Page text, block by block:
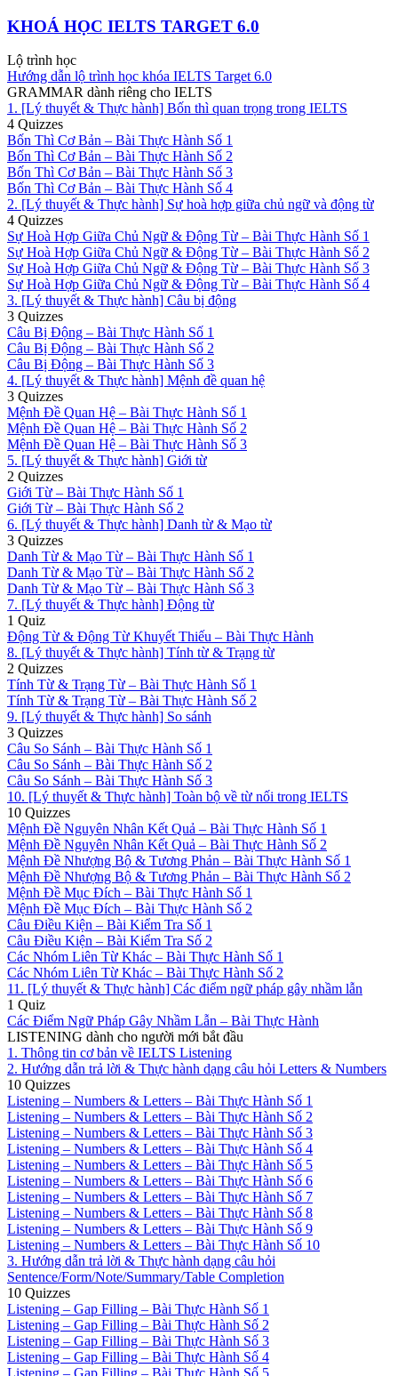
KHOÁ HỌC IELTS TARGET 6.0
Lộ trình học
Hướng dẫn lộ trình học khóa IELTS Target 6.0
GRAMMAR dành riêng cho IELTS
1. [Lý thuyết & Thực hành] Bốn thì quan trọng trong IELTS
4 Quizzes
Bốn Thì Cơ Bản – Bài Thực Hành Số 1
Bốn Thì Cơ Bản – Bài Thực Hành Số 2
Bốn Thì Cơ Bản – Bài Thực Hành Số 3
Bốn Thì Cơ Bản – Bài Thực Hành Số 4
2. [Lý thuyết & Thực hành] Sự hoà hợp giữa chủ ngữ và động từ
4 Quizzes
Sự Hoà Hợp Giữa Chủ Ngữ & Động Từ – Bài Thực Hành Số 1
Sự Hoà Hợp Giữa Chủ Ngữ & Động Từ – Bài Thực Hành Số 2
Sự Hoà Hợp Giữa Chủ Ngữ & Động Từ – Bài Thực Hành Số 3
Sự Hoà Hợp Giữa Chủ Ngữ & Động Từ – Bài Thực Hành Số 4
3. [Lý thuyết & Thực hành] Câu bị động
3 Quizzes
Câu Bị Động – Bài Thực Hành Số 1
Câu Bị Động – Bài Thực Hành Số 2
Câu Bị Động – Bài Thực Hành Số 3
4. [Lý thuyết & Thực hành] Mệnh đề quan hệ
3 Quizzes
Mệnh Đề Quan Hệ – Bài Thực Hành Số 1
Mệnh Đề Quan Hệ – Bài Thực Hành Số 2
Mệnh Đề Quan Hệ – Bài Thực Hành Số 3
5. [Lý thuyết & Thực hành] Giới từ
2 Quizzes
Giới Từ – Bài Thực Hành Số 1
Giới Từ – Bài Thực Hành Số 2
6. [Lý thuyết & Thực hành] Danh từ & Mạo từ
3 Quizzes
Danh Từ & Mạo Từ – Bài Thực Hành Số 1
Danh Từ & Mạo Từ – Bài Thực Hành Số 2
Danh Từ & Mạo Từ – Bài Thực Hành Số 3
7. [Lý thuyết & Thực hành] Động từ
1 Quiz
Động Từ & Động Từ Khuyết Thiếu – Bài Thực Hành
8. [Lý thuyết & Thực hành] Tính từ & Trạng từ
2 Quizzes
Tính Từ & Trạng Từ – Bài Thực Hành Số 1
Tính Từ & Trạng Từ – Bài Thực Hành Số 2
9. [Lý thuyết & Thực hành] So sánh
3 Quizzes
Câu So Sánh – Bài Thực Hành Số 1
Câu So Sánh – Bài Thực Hành Số 2
Câu So Sánh – Bài Thực Hành Số 3
10. [Lý thuyết & Thực hành] Toàn bộ về từ nối trong IELTS
10 Quizzes
Mệnh Đề Nguyên Nhân Kết Quả – Bài Thực Hành Số 1
Mệnh Đề Nguyên Nhân Kết Quả – Bài Thực Hành Số 2
Mệnh Đề Nhượng Bộ & Tương Phản – Bài Thực Hành Số 1
Mệnh Đề Nhượng Bộ & Tương Phản – Bài Thực Hành Số 2
Mệnh Đề Mục Đích – Bài Thực Hành Số 1
Mệnh Đề Mục Đích – Bài Thực Hành Số 2
Câu Điều Kiện – Bài Kiểm Tra Số 1
Câu Điều Kiện – Bài Kiểm Tra Số 2
Các Nhóm Liên Từ Khác – Bài Thực Hành Số 1
Các Nhóm Liên Từ Khác – Bài Thực Hành Số 2
11. [Lý thuyết & Thực hành] Các điểm ngữ pháp gây nhầm lẫn
1 Quiz
Các Điểm Ngữ Pháp Gây Nhầm Lẫn – Bài Thực Hành
LISTENING dành cho người mới bắt đầu
1. Thông tin cơ bản về IELTS Listening
2. Hướng dẫn trả lời & Thực hành dạng câu hỏi Letters & Numbers
10 Quizzes
Listening – Numbers & Letters – Bài Thực Hành Số 1
Listening – Numbers & Letters – Bài Thực Hành Số 2
Listening – Numbers & Letters – Bài Thực Hành Số 3
Listening – Numbers & Letters – Bài Thực Hành Số 4
Listening – Numbers & Letters – Bài Thực Hành Số 5
Listening – Numbers & Letters – Bài Thực Hành Số 6
Listening – Numbers & Letters – Bài Thực Hành Số 7
Listening – Numbers & Letters – Bài Thực Hành Số 8
Listening – Numbers & Letters – Bài Thực Hành Số 9
Listening – Numbers & Letters – Bài Thực Hành Số 10
3. Hướng dẫn trả lời & Thực hành dạng câu hỏi
Sentence/Form/Note/Summary/Table Completion
10 Quizzes
Listening – Gap Filling – Bài Thực Hành Số 1
Listening – Gap Filling – Bài Thực Hành Số 2
Listening – Gap Filling – Bài Thực Hành Số 3
Listening – Gap Filling – Bài Thực Hành Số 4